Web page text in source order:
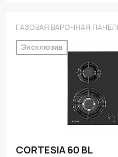
ГАЗОВАЯ ВАРОЧНАЯ
Эксклюзив
CORTESIA 60 BL